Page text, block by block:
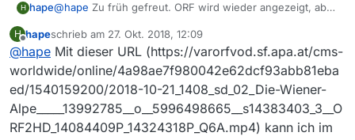
H hape@hape Zu früh gefreut. ORF wird wieder angezeigt, aber
(https://apasfiis.sf.apa.at/ipad/cms-worldwide/2018-10-
22_0956_sd_02_Der-
Winzerkoeni_____13992848__o__1105590500__s14383810_
0__ORF2HD_09564201P_10392321P_Q6A.mp4/playlist.m3u
8)
H
Offline
hapeschrieb am 27. Okt. 2018, 12:09
zuletzt editiert von
@hape Mit dieser URL (https://varorfvod.sf.apa.at/cms-
worldwide/online/4a98ae7f980042e62dcf93abb81eba
ed/1540159200/2018-10-21_1408_sd_02_Die-Wiener-
Alpe_____13992785__o__5996498665__s14383403_3__O
RF2HD_14084409P_14324318P_Q6A.mp4) kann ich im